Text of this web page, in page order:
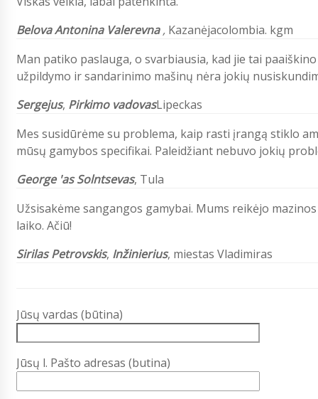
Belova Antonina Valerevna , Kazanėjacolombia. kgm
Man patiko paslauga, o svarbiausia, kad jie tai
užpildymo ir sandarinimo mašinų nėra jokių
Sergejus, Pirkimo vadovasLipeckas
Mes susidūrėme su problema, kaip rasti įrangą stiklo
mūsų gamybos specifikai. Paleidžiant nebuvo jokių
George 'as Solntsevas, Tula
Užsisakėme sangangos gamybai. Mums reikėjo
laiko. Ačiū!
Sirilas Petrovskis, Inžinierius, miestas Vladimiras
Jūsų vardas (būtina)
Jūsų l. Pašto adresas (butina)